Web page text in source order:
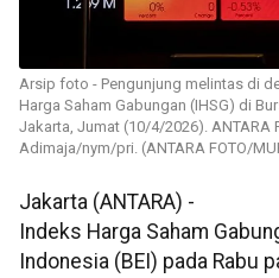
Arsip foto - Pengunjung melintas di
Harga Saham Gabungan (IHSG) di
Jakarta, Jumat (10/4/2026). ANTARA
Adimaja/nym/pri. (ANTARA FOTO/
Jakarta (ANTARA) -
Indeks Harga Saham
Indonesia (BEI) pada Rabu